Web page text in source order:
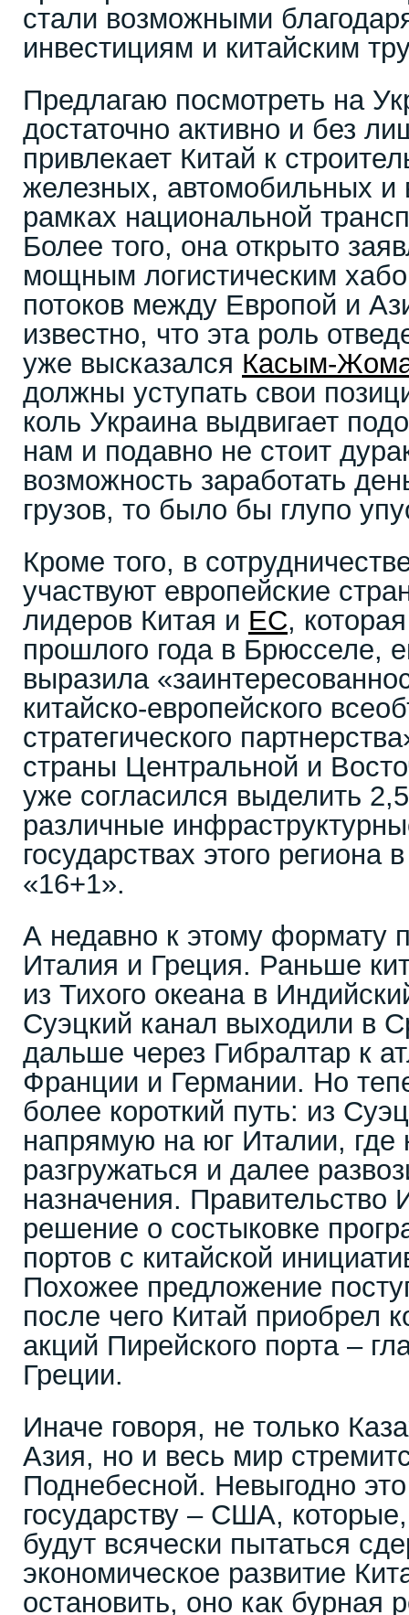
стали возможными
инвестициям и китайским
Предлагаю посмотреть на
достаточно активно и без
привлекает Китай к
железных, автомобильных и
рамках национальной
Более того, она открыто
мощным логистическим
потоков между Европой и
известно, что эта роль
уже высказался Касым-
должны уступать свои
коль Украина выдвигает
нам и подавно не стоит
возможность заработать
грузов, то было бы глупо
Кроме того, в
участвуют европейские
лидеров Китая и ЕС,
прошлого года в Брюсселе,
выразила
китайско-европейского
стратегического
страны Центральной и
уже согласился выделить
различные
государствах этого
«16+1».
А недавно к этому формату
Италия и Греция. Раньше
из Тихого океана в
Суэцкий канал выходили в
дальше через Гибралтар к
Франции и Германии. Но
более короткий путь: из
напрямую на юг Италии, где
разгружаться и далее
назначения.
решение о состыковке
портов с китайской
Похожее предложение
после чего Китай приобрел
акций Пирейского порта –
Греции.
Иначе говоря, не только
Азия, но и весь мир
Поднебесной. Невыгодно
государству – США,
будут всячески пытаться
экономическое развитие
остановить, оно как бурная